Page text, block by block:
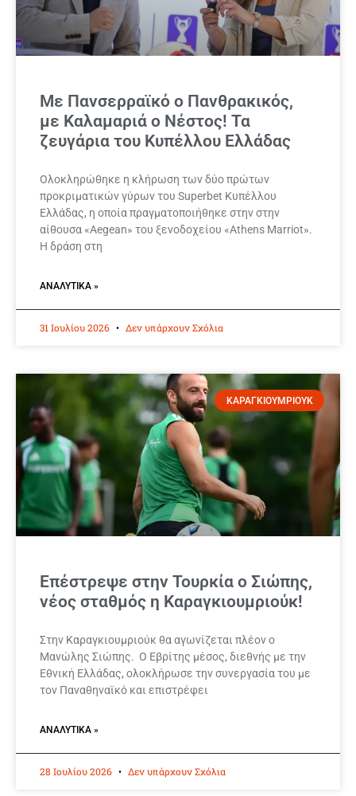
Με Πανσερραϊκό ο Πανθρακικός,
με Καλαμαριά ο Νέστος! Τα
ζευγάρια του Κυπέλλου Ελλάδας
Ολοκληρώθηκε η κλήρωση των δύο πρώτων
προκριματικών γύρων του Superbet Κυπέλλου
Ελλάδας, η οποία πραγματοποιήθηκε στην στην
αίθουσα «Aegean» του ξενοδοχείου «Athens Marriot».
Η δράση στη
ΑΝΑΛΥΤΙΚΆ »
31 Ιουλίου 2026 Δεν υπάρχουν Σχόλια
ΚΑΡΑΓΚΙΟΥΜΡΙΟΥΚ
Επέστρεψε στην Τουρκία ο Σιώπης,
νέος σταθμός η Καραγκιουμριούκ!
Στην Καραγκιουμριούκ θα αγωνίζεται πλέον ο
Μανώλης Σιώπης. Ο Εβρίτης μέσος, διεθνής με την
Εθνική Ελλάδας, ολοκλήρωσε την συνεργασία του με
τον Παναθηναϊκό και επιστρέφει
ΑΝΑΛΥΤΙΚΆ »
28 Ιουλίου 2026 Δεν υπάρχουν Σχόλια